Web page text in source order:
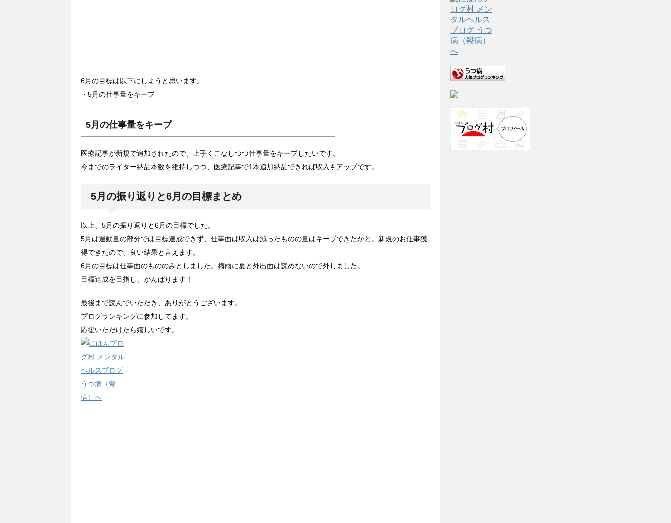
6月の目標は以下にしようと思います。
・5月の仕事量をキープ
5月の仕事量をキープ
医療記事が新規で追加されたので、上手くこなしつつ仕事量をキープしたいです。
今までのライター納品本数を維持しつつ、医療記事で1本追加納品できれば収入もアップです。
5月の振り返りと6月の目標まとめ
以上、5月の振り返りと6月の目標でした。
5月は運動量の部分では目標達成できず、仕事面は収入は減ったものの量はキープできたかと。新規のお仕事獲
得できたので、良い結果と言えます。
6月の目標は仕事面のもののみとしました。梅雨に夏と外出面は読めないので外しました。
目標達成を目指し、がんばります！
最後まで読んでいただき、ありがとうございます。
ブログランキングに参加してます。
応援いただけたら嬉しいです。